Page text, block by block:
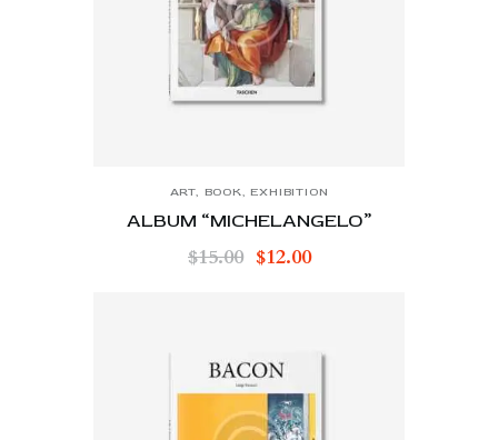
ART, BOOK,EXHIBITION
ALBUM “MICHELANGELO”
$15.00 $12.00